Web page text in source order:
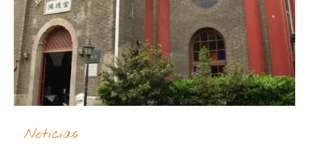
Noticias